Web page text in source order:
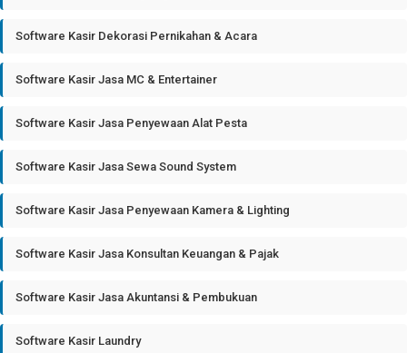
Software Kasir Dekorasi Pernikahan & Acara
Software Kasir Jasa MC & Entertainer
Software Kasir Jasa Penyewaan Alat Pesta
Software Kasir Jasa Sewa Sound System
Software Kasir Jasa Penyewaan Kamera & Lighting
Software Kasir Jasa Konsultan Keuangan & Pajak
Software Kasir Jasa Akuntansi & Pembukuan
Software Kasir Laundry